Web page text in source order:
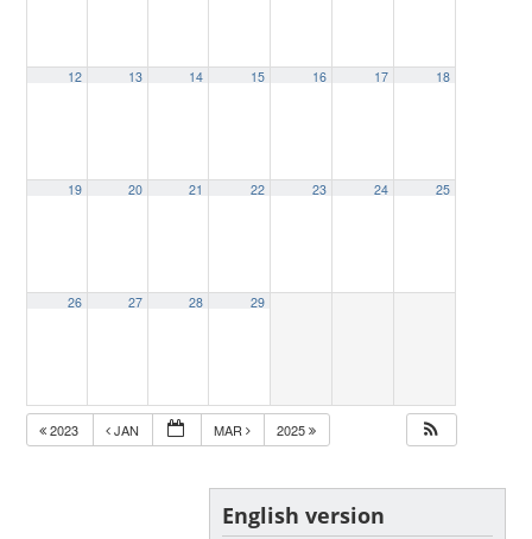
12 13 14 15 16 17 18
19 20 21 22 23 24 25
26 27 28 29
2023 JAN MAR 2025
English version